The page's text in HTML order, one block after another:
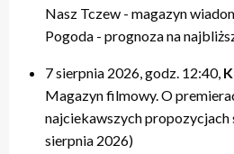
Nasz Tczew - magazyn
Pogoda - prognoza na
7 sierpnia 2026, godz. 12:40,
Magazyn filmowy. O
najciekawszych
sierpnia 2026)